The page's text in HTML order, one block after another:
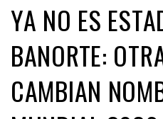
YA NO ES
BANORTE:
CAMBIAN